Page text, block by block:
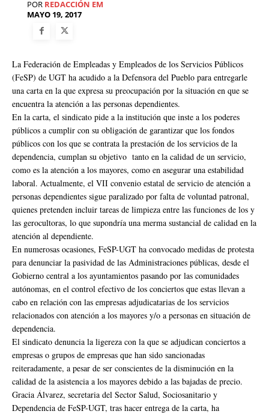
POR REDACCIÓN EM
MAYO 19, 2017
La Federación de Empleadas y Empleados de los Servicios Públicos
(FeSP) de UGT ha acudido a la Defensora del Pueblo para entregarle
una carta en la que expresa su preocupación por la situación en que se
encuentra la atención a las personas dependientes.
En la carta, el sindicato pide a la institución que inste a los poderes
públicos a cumplir con su obligación de garantizar que los fondos
públicos con los que se contrata la prestación de los servicios de la
dependencia, cumplan su objetivo tanto en la calidad de un servicio,
como es la atención a los mayores, como en asegurar una estabilidad
laboral. Actualmente, el VII convenio estatal de servicio de atención a
personas dependientes sigue paralizado por falta de voluntad patronal,
quienes pretenden incluir tareas de limpieza entre las funciones de los y
las gerocultoras, lo que supondría una merma sustancial de calidad en la
atención al dependiente.
En numerosas ocasiones, FeSP-UGT ha convocado medidas de protesta
para denunciar la pasividad de las Administraciones públicas, desde el
Gobierno central a los ayuntamientos pasando por las comunidades
autónomas, en el control efectivo de los conciertos que estas llevan a
cabo en relación con las empresas adjudicatarias de los servicios
relacionados con atención a los mayores y/o a personas en situación de
dependencia.
El sindicato denuncia la ligereza con la que se adjudican conciertos a
empresas o grupos de empresas que han sido sancionadas
reiteradamente, a pesar de ser conscientes de la disminución en la
calidad de la asistencia a los mayores debido a las bajadas de precio.
Gracia Álvarez, secretaria del Sector Salud, Sociosanitario y
Dependencia de FeSP-UGT, tras hacer entrega de la carta, ha